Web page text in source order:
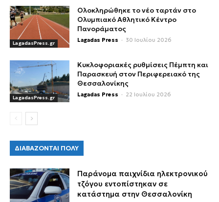
LagadasPress.gr
Ολοκληρώθηκε το νέο ταρτάν στο
Ολυμπιακό Αθλητικό Κέντρο
Πανοράματος
Lagadas Press - 30 Ιουλίου 2026
LagadasPress.gr
Κυκλοφοριακές ρυθμίσεις Πέμπτη και
Παρασκευή στον Περιφερειακό της
Θεσσαλονίκης
Lagadas Press - 22 Ιουλίου 2026
ΔΙΑΒΑΖΟΝΤΑΙ ΠΟΛΥ
Παράνομα παιχνίδια ηλεκτρονικού
τζόγου εντοπίστηκαν σε
κατάστημα στην Θεσσαλονίκη